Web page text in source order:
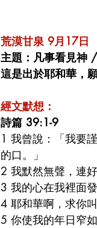
荒漠甘泉 9月17日
主題：凡事看見神
這是出於耶和華，
經文默想：
詩篇 39:1-9
1 我曾說：「我要
的口。」
2 我默然無聲，連
3 我的心在我裡面
4 耶和華啊，求你
5 你使我的年日窄